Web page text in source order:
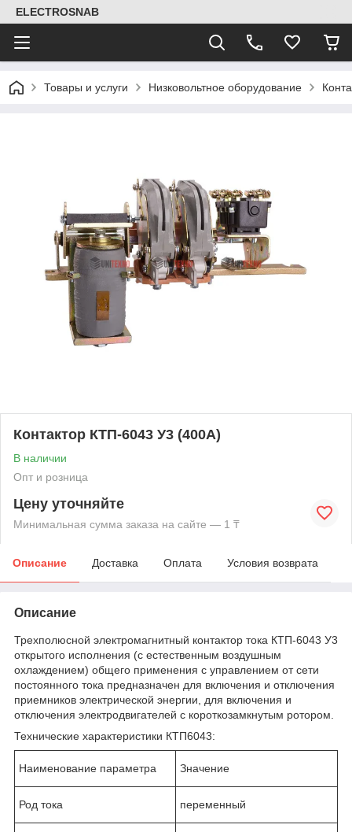
ELECTROSNAB
Товары и услуги Низковольтное оборудование
Контактор КТП-6043 У3 (400А)
В наличии
Опт и розница
Цену уточняйте
Минимальная сумма заказа на сайте — 1 ₸
Описание Доставка Оплата Условия возврата
Описание
Трехполюсной электромагнитный контактор тока КТП-6043 У3
открытого исполнения (с естественным воздушным
охлаждением) общего применения с управлением от сети
постоянного тока предназначен для включения и отключения
приемников электрической энергии, для включения и
отключения электродвигателей с короткозамкнутым ротором.
Технические характеристики КТП6043:
Наименование параметра Значение
Род тока переменный